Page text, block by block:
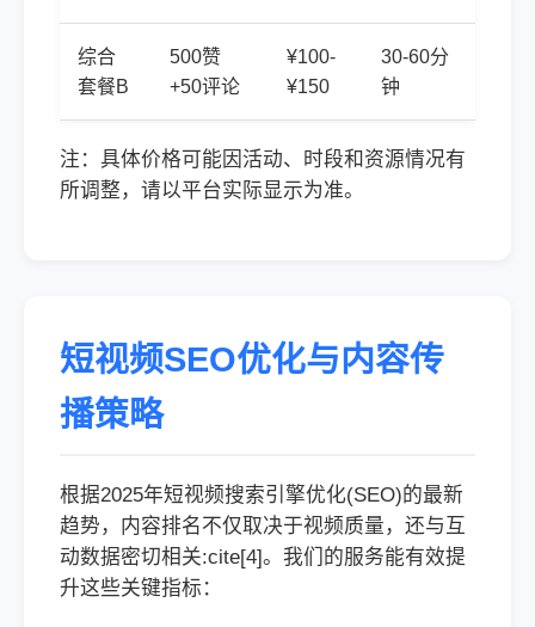
综合
套餐B
500赞
+50评论
¥100-
¥150
30-60分
钟
注：具体价格可能因活动、时段和资源情况有
所调整，请以平台实际显示为准。
短视频SEO优化与内容传
播策略
根据2025年短视频搜索引擎优化(SEO)的最新
趋势，内容排名不仅取决于视频质量，还与互
动数据密切相关:cite[4]。我们的服务能有效提
升这些关键指标：